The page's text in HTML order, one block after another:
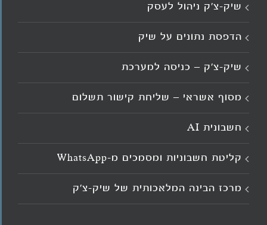
שיק-צ'ק ניהול לעסק
הדפסת נתונים על שיק
שיק-צ'ק – כניסה למערכת
מסוף אשראי – שליחת קישור תשלום
חשבונית AI
קליטת חשבוניות ומסמכים מ־WhatsApp
מרכז הבינה המלאכותית של שיק-צ'ק